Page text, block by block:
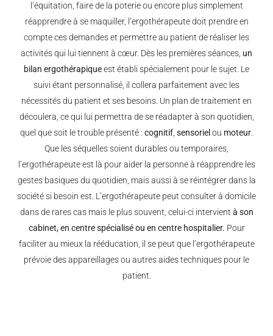
l’équitation, faire de la poterie ou encore plus simplement
réapprendre à se maquiller, l’ergothérapeute doit prendre en
compte ces demandes et permettre au patient de réaliser les
activités qui lui tiennent à cœur. Dès les premières séances, un
bilan ergothérapiqueest établi spécialement pour le sujet. Le
suivi étant personnalisé, il collera parfaitement avec les
nécessités du patient et ses besoins. Un plan de traitement en
découlera, ce qui lui permettra de se réadapter à son quotidien,
quel que soit le trouble présenté : cognitif, sensoriel ou moteur.
Que les séquelles soient durables ou temporaires,
l’ergothérapeute est là pour aider la personne à réapprendre les
gestes basiques du quotidien, mais aussi à se réintégrer dans la
société si besoin est. L’ergothérapeute peut consulter à domicile
dans de rares cas mais le plus souvent, celui-ci intervient à son
cabinet, en centre spécialisé ou en centre hospitalier. Pour
faciliter au mieux la rééducation, il se peut que l’ergothérapeute
prévoie des appareillages ou autres aides techniques pour le
patient.